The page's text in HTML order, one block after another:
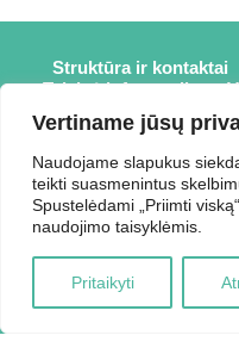
Vertiname jūsų
Naudojame slapukus
teikti suasmenintus
Spustelėdami „Priimti
naudojimo taisyklėmis.
Pritaikyti
Struktūra ir kontaktai
Teisinė informacija
Karjera
Partneriai
2026 © Elektrėnų
Savivaldybės biudžetinė
Elektrėnai, tel.: +370
Duomenys kaupiami ir